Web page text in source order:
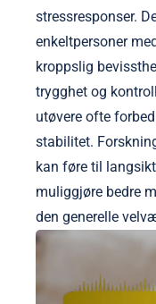
stressresponser.
enkeltpersoner
kroppslig
trygghet og
utøvere ofte
stabilitet.
kan føre til
muliggjøre bedre
den generelle